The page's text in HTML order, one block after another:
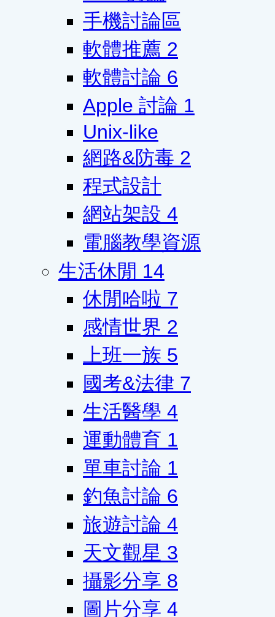
手機討論區
軟體推薦 2
軟體討論 6
Apple 討論 1
Unix-like
網路&防毒 2
程式設計
網站架設 4
電腦教學資源
生活休閒 14
休閒哈啦 7
感情世界 2
上班一族 5
國考&法律 7
生活醫學 4
運動體育 1
單車討論 1
釣魚討論 6
旅遊討論 4
天文觀星 3
攝影分享 8
圖片分享 4